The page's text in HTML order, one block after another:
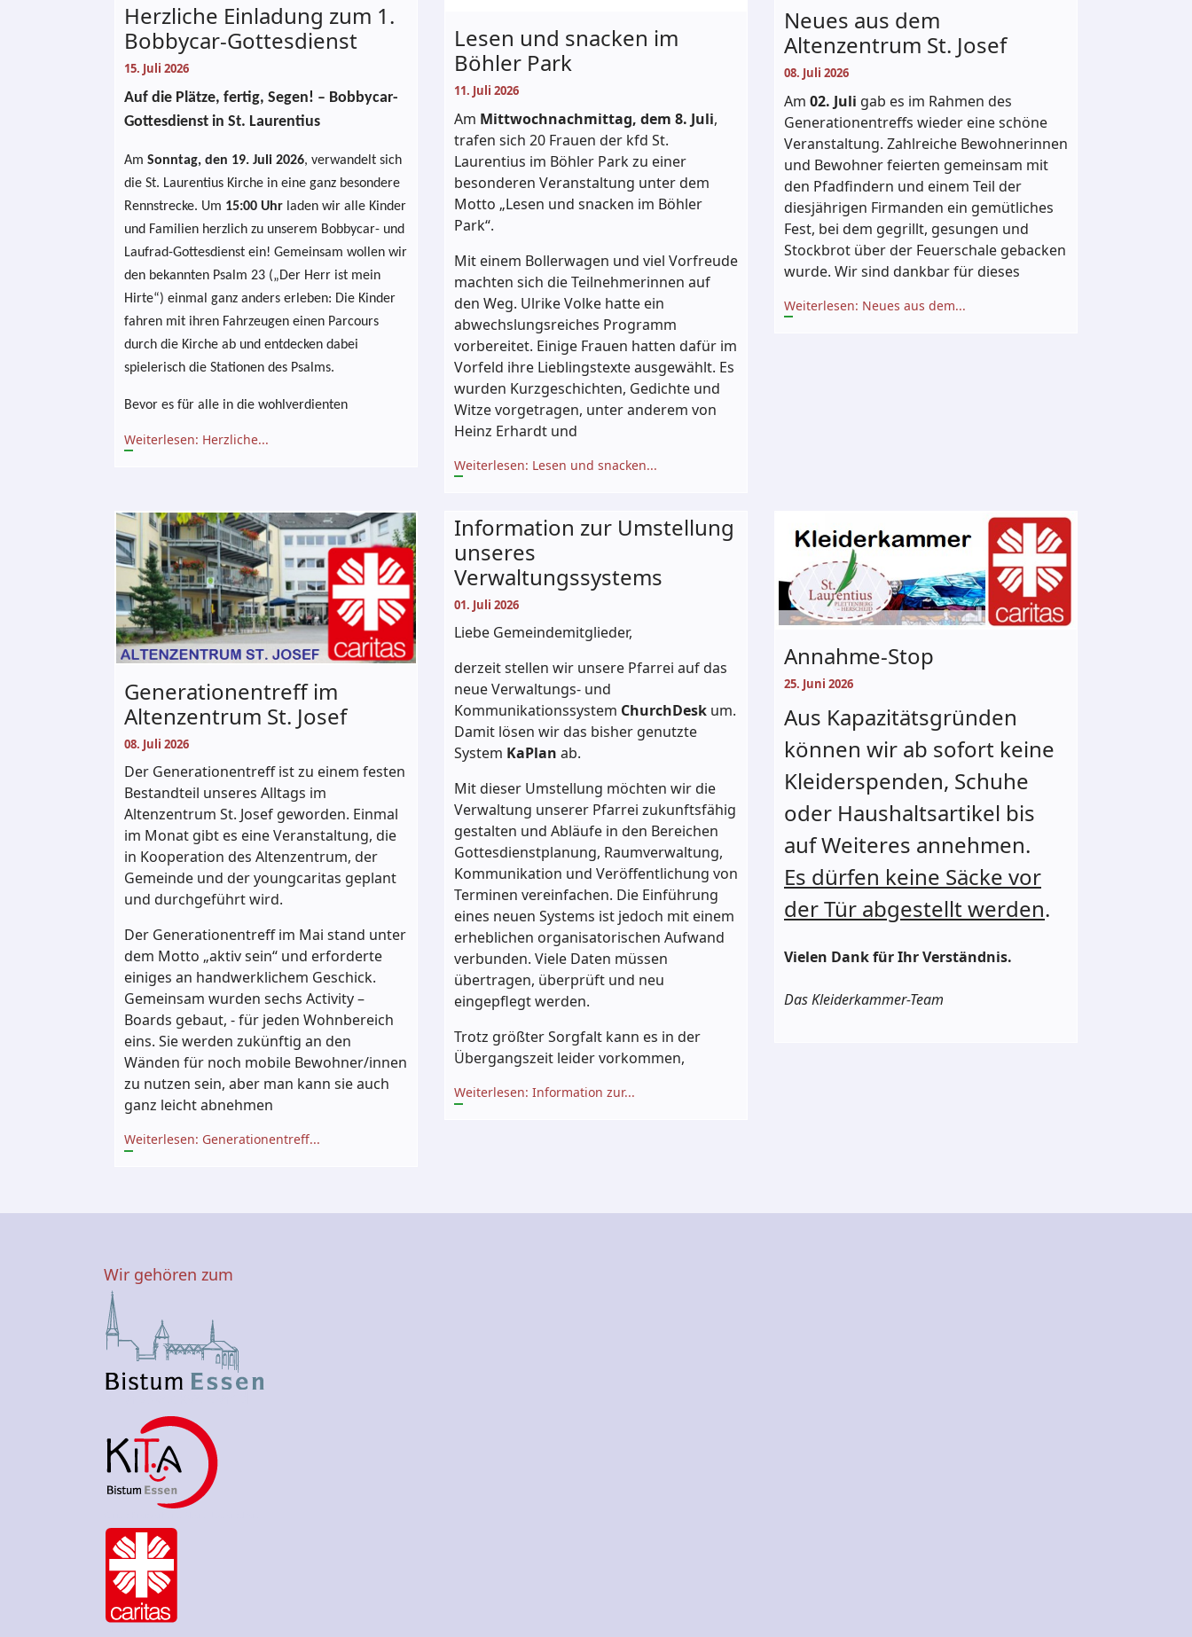
Herzliche Einladung zum 1.
Bobbycar-Gottesdienst
15. Juli 2026
Auf die Plätze, fertig, Segen! – Bobbycar-
Gottesdienst in St. Laurentius
Am Sonntag, den 19. Juli 2026, verwandelt sich
die St. Laurentius Kirche in eine ganz besondere
Rennstrecke. Um 15:00 Uhr laden wir alle Kinder
und Familien herzlich zu unserem Bobbycar- und
Laufrad-Gottesdienst ein! Gemeinsam wollen wir
den bekannten Psalm 23 („Der Herr ist mein
Hirte“) einmal ganz anders erleben: Die Kinder
fahren mit ihren Fahrzeugen einen Parcours
durch die Kirche ab und entdecken dabei
spielerisch die Stationen des Psalms.
Bevor es für alle in die wohlverdienten
Weiterlesen: Herzliche...
Lesen und snacken im
Böhler Park
11. Juli 2026
Am Mittwochnachmittag, dem 8. Juli,
trafen sich 20 Frauen der kfd St.
Laurentius im Böhler Park zu einer
besonderen Veranstaltung unter dem
Motto „Lesen und snacken im Böhler
Park“.
Mit einem Bollerwagen und viel Vorfreude
machten sich die Teilnehmerinnen auf
den Weg. Ulrike Volke hatte ein
abwechslungsreiches Programm
vorbereitet. Einige Frauen hatten dafür im
Vorfeld ihre Lieblingstexte ausgewählt. Es
wurden Kurzgeschichten, Gedichte und
Witze vorgetragen, unter anderem von
Heinz Erhardt und
Weiterlesen: Lesen und snacken...
Neues aus dem
Altenzentrum St. Josef
08. Juli 2026
Am 02. Juli gab es im Rahmen des
Generationentreffs wieder eine schöne
Veranstaltung. Zahlreiche Bewohnerinnen
und Bewohner feierten gemeinsam mit
den Pfadfindern und einem Teil der
diesjährigen Firmanden ein gemütliches
Fest, bei dem gegrillt, gesungen und
Stockbrot über der Feuerschale gebacken
wurde. Wir sind dankbar für dieses
Weiterlesen: Neues aus dem...
Generationentreff im
Altenzentrum St. Josef
08. Juli 2026
Der Generationentreff ist zu einem festen
Bestandteil unseres Alltags im
Altenzentrum St. Josef geworden. Einmal
im Monat gibt es eine Veranstaltung, die
in Kooperation des Altenzentrum, der
Gemeinde und der youngcaritas geplant
und durchgeführt wird.
Der Generationentreff im Mai stand unter
dem Motto „aktiv sein“ und erforderte
einiges an handwerklichem Geschick.
Gemeinsam wurden sechs Activity –
Boards gebaut, - für jeden Wohnbereich
eins. Sie werden zukünftig an den
Wänden für noch mobile Bewohner/innen
zu nutzen sein, aber man kann sie auch
ganz leicht abnehmen
Weiterlesen: Generationentreff...
Information zur Umstellung
unseres
Verwaltungssystems
01. Juli 2026
Liebe Gemeindemitglieder,
derzeit stellen wir unsere Pfarrei auf das
neue Verwaltungs- und
Kommunikationssystem ChurchDesk um.
Damit lösen wir das bisher genutzte
System KaPlan ab.
Mit dieser Umstellung möchten wir die
Verwaltung unserer Pfarrei zukunftsfähig
gestalten und Abläufe in den Bereichen
Gottesdienstplanung, Raumverwaltung,
Kommunikation und Veröffentlichung von
Terminen vereinfachen. Die Einführung
eines neuen Systems ist jedoch mit einem
erheblichen organisatorischen Aufwand
verbunden. Viele Daten müssen
übertragen, überprüft und neu
eingepflegt werden.
Trotz größter Sorgfalt kann es in der
Übergangszeit leider vorkommen,
Weiterlesen: Information zur...
Annahme-Stop
25. Juni 2026
Aus Kapazitätsgründen
können wir ab sofort keine
Kleiderspenden, Schuhe
oder Haushaltsartikel bis
auf Weiteres annehmen.
Es dürfen keine Säcke vor
der Tür abgestellt werden.
Vielen Dank für Ihr Verständnis.
Das Kleiderkammer-Team
Wir gehören zum